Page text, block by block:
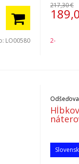
LO00580
217,30 €
2-